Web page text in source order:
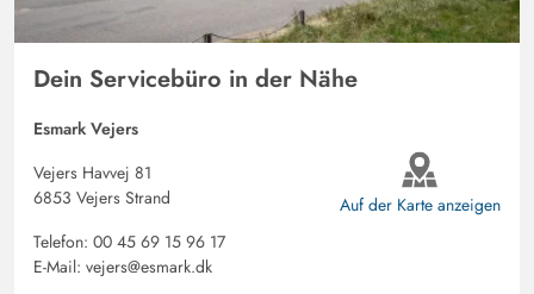
Dein Servicebüro in der Nähe
Esmark Vejers
Vejers Havvej 81
6853 Vejers Strand
Telefon: 00 45 69 15 96 17
E-Mail: vejers@esmark.dk
Auf der Karte anzeigen